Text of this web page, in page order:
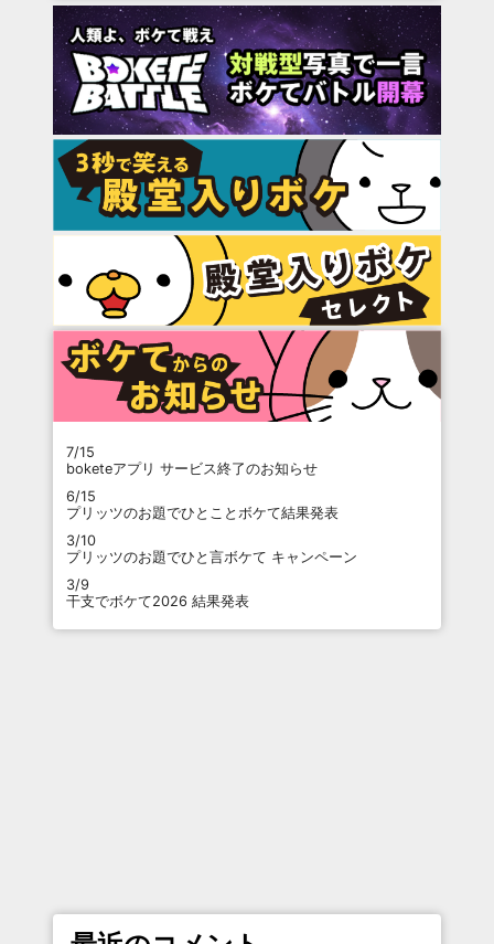
7/15
boketeアプリ サービス終了のお知らせ
6/15
プリッツのお題でひとことボケて結果発表
3/10
プリッツのお題でひと言ボケて キャンペーン
3/9
干支でボケて2026 結果発表